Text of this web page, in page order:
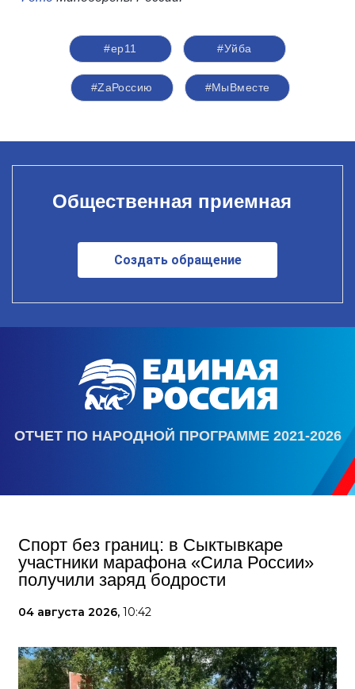
#ер11 #Уйба
#ZаРоссию #МыВместе
Общественная приемная
Создать обращение
ОТЧЕТ ПО НАРОДНОЙ ПРОГРАММЕ 2021-2026
Спорт без границ: в Сыктывкаре
участники марафона «Сила России»
получили заряд бодрости
04 августа 2026, 10:42